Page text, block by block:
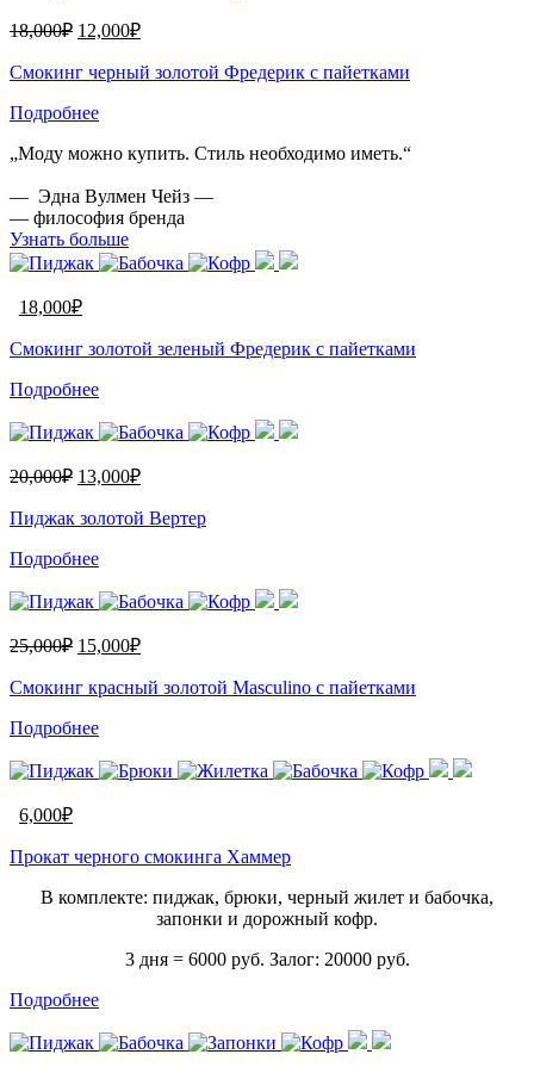
18,000₽ 12,000₽
Смокинг черный золотой Фредерик с пайетками
Подробнее
„Моду можно купить. Стиль необходимо иметь.“
— Эдна Вулмен Чейз —
— философия бренда
Узнать больше
18,000₽
Смокинг золотой зеленый Фредерик с пайетками
Подробнее
20,000₽ 13,000₽
Пиджак золотой Вертер
Подробнее
25,000₽ 15,000₽
Смокинг красный золотой Masculino с пайетками
Подробнее
6,000₽
Прокат черного смокинга Хаммер
В комплекте: пиджак, брюки, черный жилет и бабочка,
запонки и дорожный кофр.
3 дня = 6000 руб. Залог: 20000 руб.
Подробнее